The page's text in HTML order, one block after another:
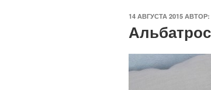
ОПУБЛИКОВАНО
14 АВГУСТА 2015 АВТОР: